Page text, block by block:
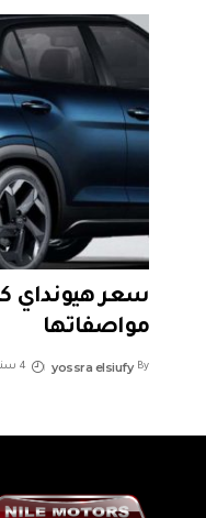
مواصفاتها
By
yossra elsiufy 4 سنوات ago